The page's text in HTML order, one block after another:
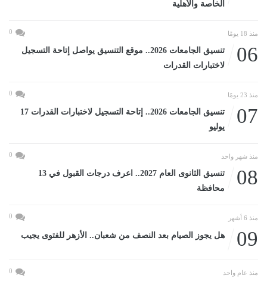
الخاصة والأهلية
منذ 18 يومًا 0
06
تنسيق الجامعات 2026.. موقع التنسيق يواصل إتاحة التسجيل
لاختبارات القدرات
منذ 23 يومًا 0
07
تنسيق الجامعات 2026.. إتاحة التسجيل لاختبارات القدرات 17
يوليو
منذ شهر واحد 0
08
تنسيق الثانوى العام 2027.. اعرف درجات القبول في 13
محافظة
منذ 6 أشهر 0
09 هل يجوز الصيام بعد النصف من شعبان.. الأزهر للفتوى يجيب
منذ عام واحد 0